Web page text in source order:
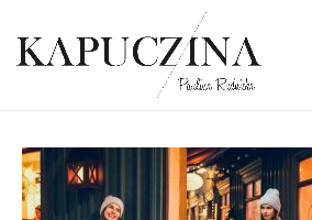
2 grudnia 2018
page
Written by